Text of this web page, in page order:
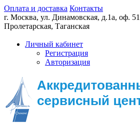
Оплата и доставка Контакты
г. Москва, ул. Динамовская, д.1а, оф.
Пролетарская, Таганская
Личный кабинет
Регистрация
Авторизация